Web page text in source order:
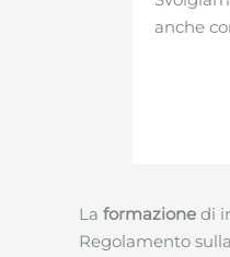
anche
La formazione di
Regolamento